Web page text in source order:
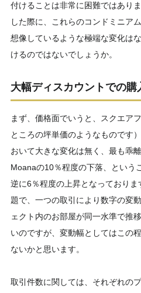
付けることは非常に困難ではあり
した際に、これらのコンドミニア
想像しているような極端な変化は
けるのではないでしょうか。
大幅ディスカウントでの購
まず、価格面でいうと、スクエア
ところの坪単価のようなものです
おいて大きな変化は無く、最も乖
Moanaの10％程度の下落、という
逆に6％程度の上昇となっており
題で、一つの取引により数字の変
ェクト内のお部屋が同一水準で推
いのですが、変動幅としてはこの
ないかと思います。
取引件数に関しては、それぞれの